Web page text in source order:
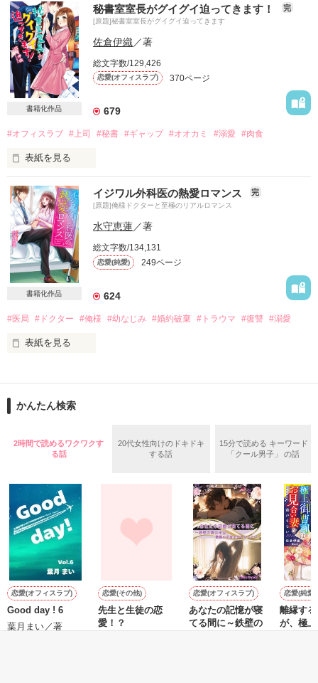
「はい！…って、え？」
入社４年目の安藤雫は事務処理能力は恐ろしく高いが、
あまり人と関わろうとはせず
「アンドロイドの安藤さん」と呼ばれていた。
黙々と仕事をこなす平和な毎日を送っていたのだが、
ある日会社の御曹司で「王子様」と呼ばれている
２年前雫は奏汰にあることをやらかしてしまっていたのだ。
れ、
とんでもない依頼を受ける事になってしまうのだが……
仕事は出来るが、自分に向けられる好意に恐ろしく鈍い雫が
激甘な奏汰を無意識に翻弄します。がんばれ奏汰！
他サイトからの転載です。少し修正しながら更新していきま
す。
2020.9.15 　編集部のおススメ　に選んで頂きました♪
調子に乗っておまけ話3を追加しました。
2021年５月書籍化されました。
旧タイトルは『王子様はアンドロイドを甘やかしたい』
こちらは改稿前の内容となります。
作品を読む
書籍化作品
秘書室室長がグイグイ迫ってきます！ 完
[原題]秘書室室長がグイグイ迫ってきます
佐倉伊織／著
総文字数/129,426
恋愛(オフィスラブ) 370ページ
679
#オフィスラブ #上司 #秘書 #ギャップ #オオカミ #溺愛 #肉食
表紙を見る
「お前はいつになったら一人前になるんだ」
表情を崩すことなく冷たい声で私を突き刺すのは
秘書室室長、高畑伊吹。
ある日、熱を出した私を優しく看病してくれたと思ったら……
彼のキャラが突然豹変!?
「どうした？　欲しく、なったか？」
不機嫌全開で「チッ」と舌打ち。
平然とした顔でそうつぶやく彼は、
肉食オオカミ、間違いなし!?
2016.07.07～09.16
2017.04　ベリーズ文庫として書籍化
試し読みになっております。
作品を読む
書籍化作品
イジワル外科医の熱愛ロマンス 完
[原題]俺様ドクターと至極のリアルロマンス
水守恵蓮／著
総文字数/134,131
恋愛(純愛) 249ページ
624
#医局 #ドクター #俺様 #幼なじみ #婚約破棄 #トラウマ #復讐 #溺愛
表紙を見る
リアルの恋愛に夢も希望もない
×
大病院の御曹司で新米助教・祐
『リアルで無理でも二次元はOKってことは
恋愛に興味はあるってことだろ？』
『俺がお前から受けた屈辱を晴らす
お前のすべてを奪うから覚悟しろ』
甘すぎる復讐は
いつしか意地悪な溺愛に変わる
■■□――――――――――――――□■■
『エリート外科医の一途な求愛
(原題：医局内恋愛は密やかに)』
かんたん検索
2時間で読めるワクワクす
る話
20代女性向けのドキドキ
する話
15分で読める キーワード
「クール男子」 の話
恋愛(オフィスラブ)
Good day ! 6
葉月まい／著
恋愛(その他)
先生と生徒の恋
愛！？
恋愛(オフィスラブ)
あなたの記憶が寝
てる間に～鉄壁の
恋愛(純愛)
離縁す
が、極